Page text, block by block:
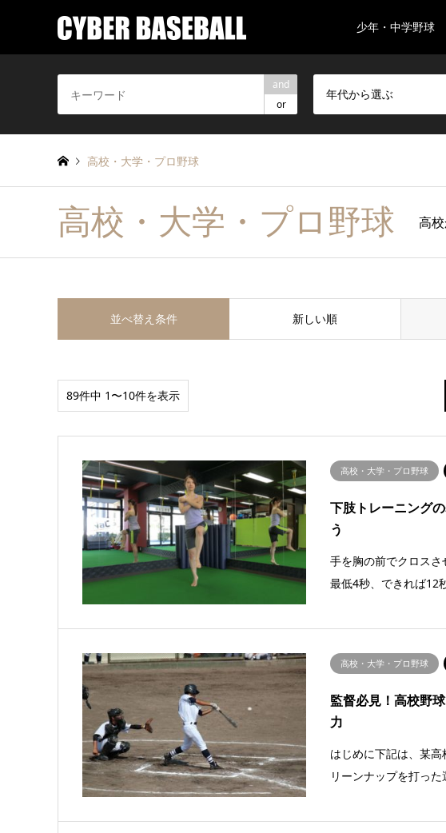
少年・中学野球
and
or
年代から選ぶ
高校・大学・プロ野球
高校・大学・プロ野球 高
並べ替え条件 新しい順
89件中 1〜10件を表示
高校・大学・プロ野球
下肢トレーニング
う
手を胸の前でクロスさ
最低4秒、できれば12
高校・大学・プロ野球
監督必見！高校野
力
はじめに下記は、某
リーンナップを打っ